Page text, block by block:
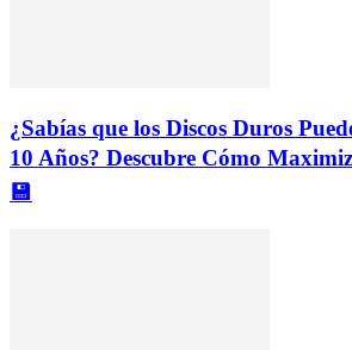
¿Sabías que los Discos Duros
10 Años? Descubre Cómo
💾